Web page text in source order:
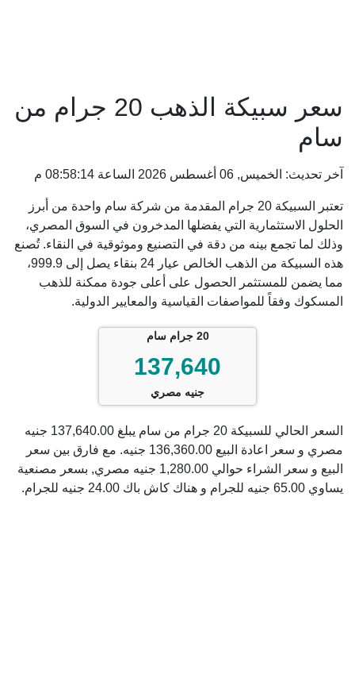
سعر سبيكة الذهب 20 جرام من
سام
آخر تحديث: الخميس, 06 أغسطس 2026 الساعة 08:58:14 م
تعتبر السبيكة 20 جرام المقدمة من شركة سام واحدة من أبرز
الحلول الاستثمارية التي يفضلها المدخرون في السوق المصري،
وذلك لما تجمع بينه من دقة في التصنيع وموثوقية في النقاء. تُصنع
هذه السبيكة من الذهب الخالص عيار 24 بنقاء يصل إلى 999.9،
مما يضمن للمستثمر الحصول على أعلى جودة ممكنة للذهب
المسكوك وفقاً للمواصفات القياسية والمعايير الدولية.
20 جرام سام
137,640
جنيه مصري
السعر الحالي للسبيكة 20 جرام من سام يبلغ 137,640.00 جنيه
مصري و سعر اعادة البيع 136,360.00 جنيه. مع فارق بين سعر
البيع و سعر الشراء حوالي 1,280.00 جنيه مصري, بسعر مصنعية
يساوي 65.00 جنيه للجرام و هناك كاش باك 24.00 جنيه للجرام.